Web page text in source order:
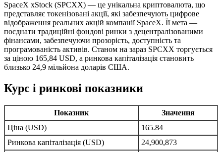
SpaceX xStock (SPCXX) — це унікальна криптовалюта, що
представляє токенізовані акції, які забезпечують цифрове
відображення реальних акцій компанії SpaceX. Її мета —
поєднати традиційні фондові ринки з децентралізованими
фінансами, забезпечуючи прозорість, доступність та
програмованість активів. Станом на зараз SPCXX торгується
за ціною 165,84 USD, а ринкова капіталізація становить
близько 24,9 мільйона доларів США.
Курс і ринкові показники
Показник
Значення
Ціна (USD)
165.84
Ринкова капіталізація (USD)
24,900,873